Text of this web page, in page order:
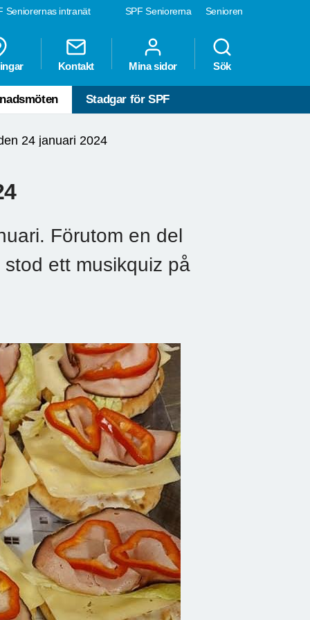
SPF Seniorerna Senioren
Seniorernas intranät
Kontakt Mina sidor Sök
Stadgar för SPF
24 januari 2024
Förutom en del
ett musikquiz på